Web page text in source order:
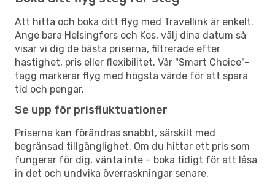
Att hitta och boka ditt flyg med Travellink är enkelt.
Ange bara Helsingfors och Kos, välj dina datum så
visar vi dig de bästa priserna, filtrerade efter
hastighet, pris eller flexibilitet. Vår "Smart Choice"-
tagg markerar flyg med högsta värde för att spara
tid och pengar.
Se upp för prisfluktuationer
Priserna kan förändras snabbt, särskilt med
begränsad tillgänglighet. Om du hittar ett pris som
fungerar för dig, vänta inte – boka tidigt för att låsa
in det och undvika överraskningar senare.